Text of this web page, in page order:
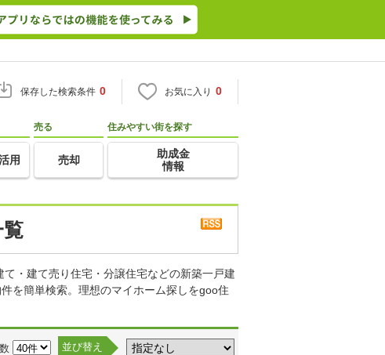
保存した検索条件 0 お気に入り 0
用
売る
売却
住みやすい街を探す
助成金
情報
・建て売り住宅・分譲住宅などの新築一戸建
を簡単検索。理想のマイホーム探しをgoo住
並び替え